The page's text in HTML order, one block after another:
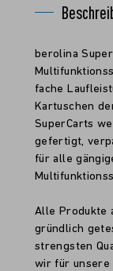
berolina
fache
Kartuschen
SuperCarts
gefertigt,
für alle
Alle Produkte
gründlich
strengsten
wir für unsere